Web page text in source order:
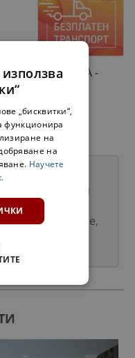
БАРСЕЛОНА -
и антре
гардероби и
от дъб
разпределение,
„бисквитки“,
функционира
на
на
Научете